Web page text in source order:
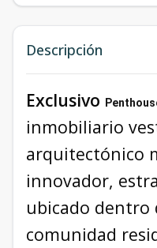
Descripción
Exclusivo
inmobiliario
arquitectónico
innovador,
ubicado dentro
comunidad